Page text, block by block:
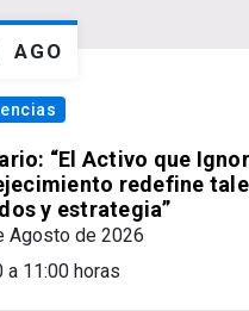
AGO
“El Activo que
redefine
y estrategia”
Agosto de 2026
a 11:00 horas